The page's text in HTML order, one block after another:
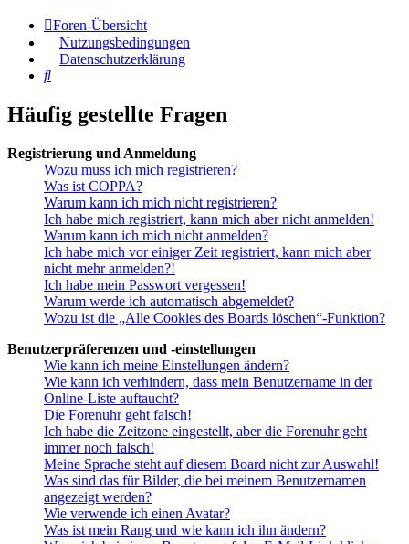
Foren-Übersicht
Nutzungsbedingungen
Datenschutzerklärung
Suche
Häufig gestellte Fragen
Registrierung und Anmeldung
Wozu muss ich mich registrieren?
Was ist COPPA?
Warum kann ich mich nicht registrieren?
Ich habe mich registriert, kann mich aber nicht anmelden!
Warum kann ich mich nicht anmelden?
Ich habe mich vor einiger Zeit registriert, kann mich aber
nicht mehr anmelden?!
Ich habe mein Passwort vergessen!
Warum werde ich automatisch abgemeldet?
Wozu ist die „Alle Cookies des Boards löschen“-Funktion?
Benutzerpräferenzen und -einstellungen
Wie kann ich meine Einstellungen ändern?
Wie kann ich verhindern, dass mein Benutzername in der
Online-Liste auftaucht?
Die Forenuhr geht falsch!
Ich habe die Zeitzone eingestellt, aber die Forenuhr geht
immer noch falsch!
Meine Sprache steht auf diesem Board nicht zur Auswahl!
Was sind das für Bilder, die bei meinem Benutzernamen
angezeigt werden?
Wie verwende ich einen Avatar?
Was ist mein Rang und wie kann ich ihn ändern?